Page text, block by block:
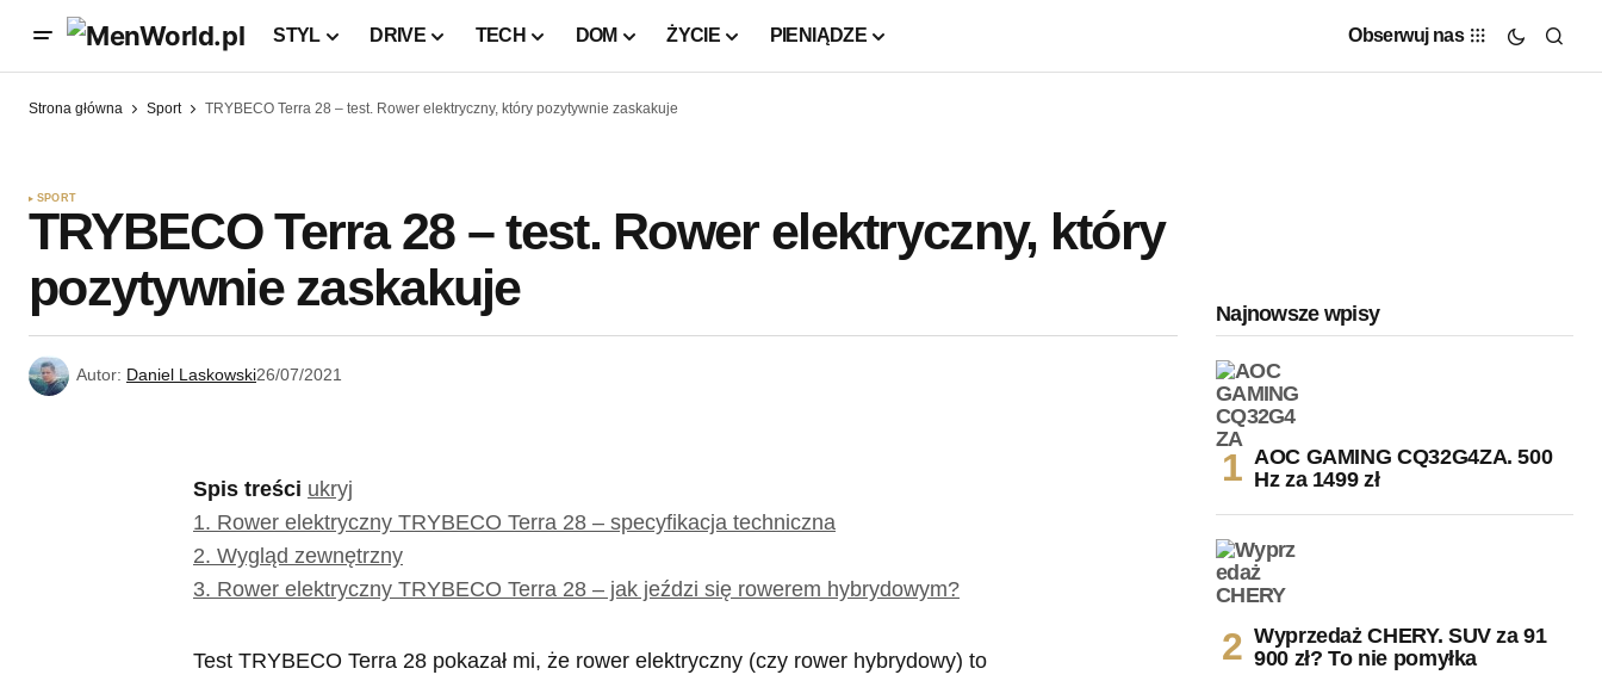
STYL DRIVE TECH DOM ŻYCIE PIENIĄDZE Obserwuj nas
Strona główna Sport TRYBECO Terra 28 – test. Rower elektryczny, który pozytywnie zaskakuje
SPORT
TRYBECO Terra 28 – test. Rower elektryczny, który
pozytywnie zaskakuje
Autor: Daniel Laskowski26/07/2021
Spis treści ukryj
1. Rower elektryczny TRYBECO Terra 28 – specyfikacja techniczna
2. Wygląd zewnętrzny
3. Rower elektryczny TRYBECO Terra 28 – jak jeździ się rowerem hybrydowym?
Test TRYBECO Terra 28 pokazał mi, że rower elektryczny (czy rower hybrydowy) to
Najnowsze wpisy
AOC GAMING CQ32G4ZA. 500
Hz za 1499 zł
Wyprzedaż CHERY. SUV za 91
900 zł? To nie pomyłka